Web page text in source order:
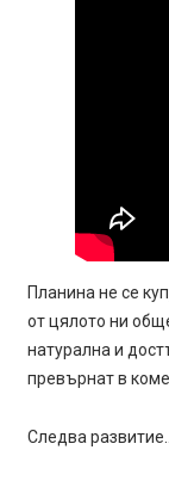
Планина не се
от цялото ни
натурална и
превърнат в
Следва развитие…